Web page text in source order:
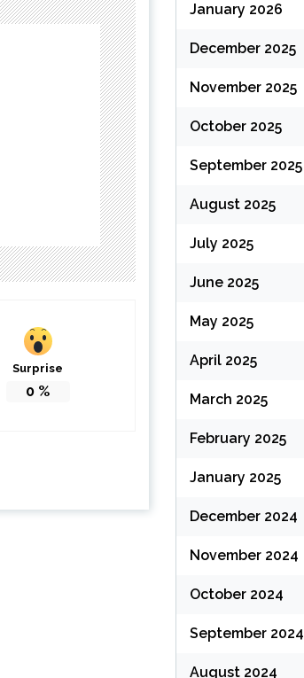
Surprise
0 %
January 2026
December 2025
November 2025
October 2025
September 2025
August 2025
July 2025
June 2025
May 2025
April 2025
March 2025
February 2025
January 2025
December 2024
November 2024
October 2024
September 2024
August 2024